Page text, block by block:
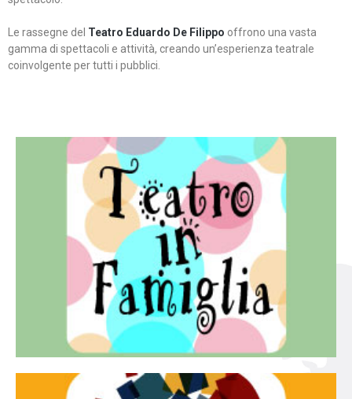
Le rassegne del Teatro Eduardo De Filippo offrono una vasta
gamma di spettacoli e attività, creando un’esperienza teatrale
coinvolgente per tutti i pubblici.
Teatro in famiglia
Teatro In Famiglia è una rassegna di teatro concepita
per far condividere e godere del teatro all’intera
famiglia.
Continua